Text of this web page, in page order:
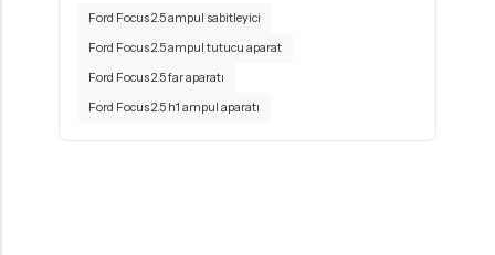
Ford Focus 2.5 ampul sabitleyici
Ford Focus 2.5 ampul tutucu aparat
Ford Focus 2.5 far aparatı
Ford Focus 2.5 h1 ampul aparatı